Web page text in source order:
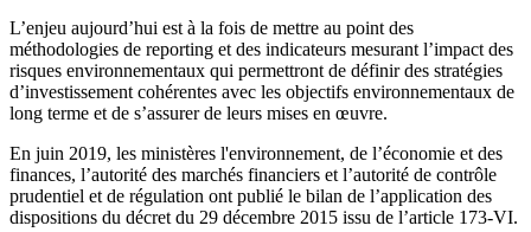
L’enjeu aujourd’hui est à la fois de mettre au point des
méthodologies de reporting et des indicateurs mesurant l’impact des
risques environnementaux qui permettront de définir des stratégies
d’investissement cohérentes avec les objectifs environnementaux de
long terme et de s’assurer de leurs mises en œuvre.
En juin 2019, les ministères l'environnement, de l’économie et des
finances, l’autorité des marchés financiers et l’autorité de contrôle
prudentiel et de régulation ont publié le bilan de l’application des
dispositions du décret du 29 décembre 2015 issu de l’article 173-VI.